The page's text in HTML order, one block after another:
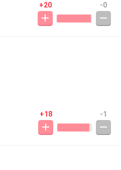
+20 -0
+18 -1